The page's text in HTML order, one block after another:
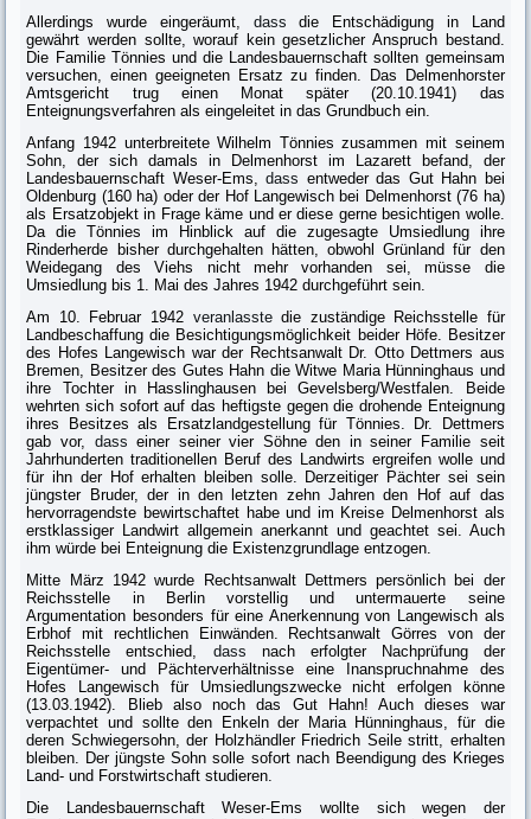
Allerdings wurde eingeräumt, dass die Entschädigung in Land
gewährt werden sollte, worauf kein gesetzlicher Anspruch bestand.
Die Familie Tönnies und die Landesbauernschaft sollten gemeinsam
versuchen, einen geeigneten Ersatz zu finden. Das Delmenhorster
Amtsgericht trug einen Monat später (20.10.1941) das
Enteignungsverfahren als eingeleitet in das Grundbuch ein.
Anfang 1942 unterbreitete Wilhelm Tönnies zusammen mit seinem
Sohn, der sich damals in Delmenhorst im Lazarett befand, der
Landesbauernschaft Weser-Ems,dass entweder das Gut Hahn bei
Oldenburg (160 ha) oder der Hof Langewisch bei Delmenhorst (76 ha)
als Ersatzobjekt in Frage käme und er diese gerne besichtigen wolle.
Da die Tönnies im Hinblick auf die zugesagte
Umsiedlung ihre
Rinderherde bisher durchgehalten hätten, obwohl Grünland für den
Weidegang des Viehs nicht mehr vorhanden sei, müsse die
Umsiedlung bis 1. Mai des Jahres 1942 durchgeführt sein.
Am 10. Februar 1942 veranlasstedie zuständige Reichsstelle für
Landbeschaf­fung die Besichtigungsmöglichkeit beider Höfe. Besitzer
des Hofes Lange­wisch war der Rechtsanwalt Dr. Otto Dettmers aus
Bremen, Besitzer des Gutes Hahn die Witwe Maria Hünninghaus und
ihre Tochter in Hasslinghausen bei Gevelsberg/Westfalen. Beide
wehrten sich sofort auf das heftigste gegen die drohende Enteignung
ihres Besitzes als Ersatzlandgestellung für Tönnies. Dr. Dettmers
gab vor, dass einer seiner vier Söhne den in seiner Familie seit
Jahrhunderten traditionellen Beruf des Landwirts ergreifen wolle und
für ihn der Hof erhalten bleiben solle. Derzeitiger Pächter sei sein
jüngster Bruder, der in den letzten zehn Jahren den Hof auf das
hervorragendste bewirtschaftet habe und im Kreise Delmenhorst als
erstklassiger Landwirt allgemein aner­kannt und geachtet sei. Auch
ihm würde bei Enteignung die Existenzgrundlage entzogen.
Mitte März 1942 wurde Rechtsanwalt Dettmers persönlich bei der
Reichsstelle in Berlin vorstellig und untermauerte seine
Argumentation besonders für eine Anerkennung von Langewisch als
Erbhof mit rechtlichen Einwänden. Rechts­anwalt Görres von der
Reichsstelle entschied, dass nach erfolgter Nachprüfung der
Eigentümer- und Pächterverhältnisse eine Inanspruchnahme des
Hofes Langewisch für Umsiedlungszwecke nicht erfolgen könne
(13.03.1942). Blieb also noch das Gut Hahn! Auch dieses war
verpachtet und sollte den Enkeln der Maria Hünninghaus, für die
deren Schwiegersohn, der Holzhändler Friedrich Seile stritt, erhalten
bleiben. Der jüngste Sohn solle sofort nach Beendigung des Krieges
Land- und Forstwirtschaft studieren.
Die Landesbauernschaft Weser-Ems wollte sich wegen der